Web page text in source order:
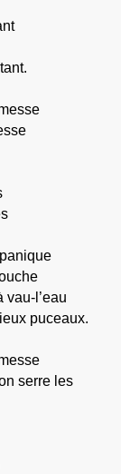
vau-l’eau
puceaux.
serre les